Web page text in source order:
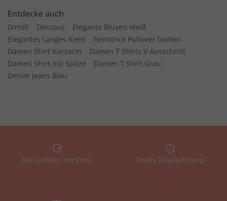
Entdecke auch
Dirndl Dessous
Elegante Blusen Weiß
Elegantes Langes Kleid
Feinstrick Pullover Damen
Damen Shirt Kurzarm
Damen T Shirts V Ausschnitt
Damen Shirt mit Spitze
Damen T Shirt Grau
Denim Jeans Blau
Alle Größen ein Preis Gratis Filiallieferung